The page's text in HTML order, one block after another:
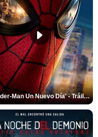
'Spider-Man Un Nuevo Día' - Tráiler oficial subtitulado